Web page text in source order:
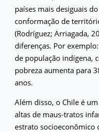
países mais desiguais
conformação de
(Rodríguez; Arriagada,
diferenças. Por
de população indígena,
pobreza aumenta para
anos.
Além disso, o Chile é
altas de maus-tratos
estrato socioeconômico